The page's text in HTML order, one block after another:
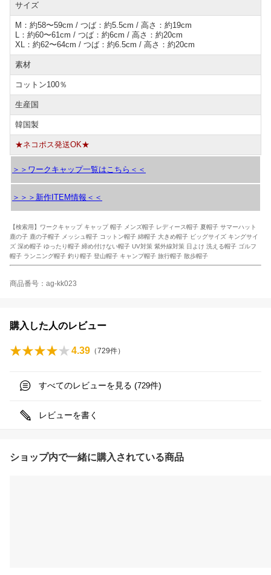
サイズ
M：約58〜59cm / つば：約5.5cm / 高さ：約19cm
L：約60〜61cm / つば：約6cm / 高さ：約20cm
XL：約62〜64cm / つば：約6.5cm / 高さ：約20cm
素材
コットン100％
生産国
韓国製
★ネコポス発送OK★
＞＞ワークキャップ一覧はこちら＜＜
＞＞＞新作ITEM情報＜＜
【検索用】ワークキャップ キャップ 帽子 メンズ帽子 レディース帽子 夏帽子 サマーハット
鹿の子 鹿の子帽子 メッシュ帽子 コットン帽子 綿帽子 大きめ帽子 ビッグサイズ キングサイ
ズ 深め帽子 ゆったり帽子 締め付けない帽子 UV対策 紫外線対策 日よけ 洗える帽子 ゴルフ
帽子 ランニング帽子 釣り帽子 登山帽子 キャンプ帽子 旅行帽子 散歩帽子
商品番号：ag-kk023
購入した人のレビュー
4.39 （729件）
すべてのレビューを見る (729件)
レビューを書く
ショップ内で一緒に購入されている商品